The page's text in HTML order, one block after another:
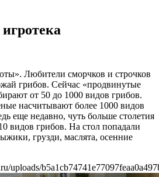
Любители сморчков и строчков
грибов. Сейчас «продвинутые
от 50 до 1000 видов грибов.
насчитывают более 1000 видов
еще недавно, чуть больше столетия
видов грибов. На стол попадали
грузди, маслята, осенние
uploads/